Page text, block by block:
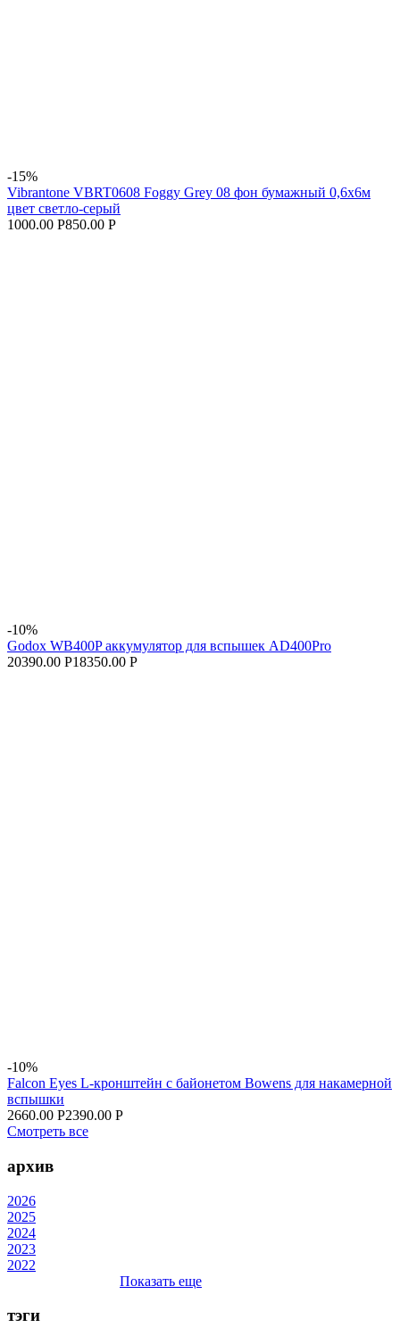
-15%
Vibrantone VBRT0608 Foggy Grey 08 фон бумажный 0,6x6м
цвет светло-серый
1000.00 Р850.00 Р
-10%
Godox WB400P аккумулятор для вспышек AD400Pro
20390.00 Р18350.00 Р
-10%
Falcon Eyes L-кронштейн с байонетом Bowens для накамерной
вспышки
2660.00 Р2390.00 Р
Смотреть все
архив
2026
2025
2024
2023
2022
Показать еще
тэги